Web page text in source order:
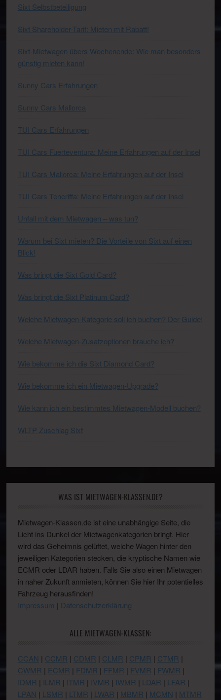
Sixt Selbstbeteiligung
Sixt Shareholder-Tarif: Mieten mit Rabatt!
Sixt-Mietwagen übers Wochenende: Wie man besonders
günstig mieten kann!
Sunny Cars Erfahrungen
Sunny Cars Mallorca
TUI Cars Erfahrungen
TUI Cars Fuerteventura: Meine Erfahrungen auf der Insel
TUI Cars Mallorca: Meine Erfahrungen auf der Insel
TUI Cars Teneriffa: Meine Erfahrungen auf der Insel
Unfall mit dem Mietwagen – was tun?
Warum bei Sixt mieten? Die Vorteile von Sixt auf einen
Blick!
Was bringt die Sixt Gold Card?
Was bringt die Sixt Platinum Card?
Welche Mietwagen-Kategorie soll ich buchen? Der Guide!
Welche Mietwagen-Zusatzoptionen brauche ich?
Wie bekomme ich die Sixt Diamond Card?
Wie bekomme ich ein Mietwagen-Upgrade?
Wie kann ich ein bestimmtes Mietwagen-Modell buchen?
WLTP Zuschlag Sixt
WAS IST MIETWAGEN-KLASSEN.DE?
Mietwagen-Klassen.de ist eine unabhängige Seite, die
Licht ins Dunkel der Mietwagenkategorien bringt. Hier
wird das Geheimnis gelüftet, welche Wagen hinter den
jeweiligen Kategorien stecken, die kryptische Namen wie
ECMR oder LDAR haben. Falls Sie also einen Mietwagen
in naher Zukunft anmieten, können Sie hier Ihr potentielles
Fahrzeug herausfinden!
Impressum | Datenschutzerklärung
ALLE MIETWAGEN-KLASSEN:
CCAN | CCMR | CDMR | CLMR | CPMR | CTMR |
CWMR | ECMR | FDMR | FFMR | FVMR | FWMR |
IDMR | ILMR | ITMR | IVMR | IWMR | LDAR | LFAR |
LPAN | LSMR | LTMR | LWAR | MBMR | MCMN | MTMR